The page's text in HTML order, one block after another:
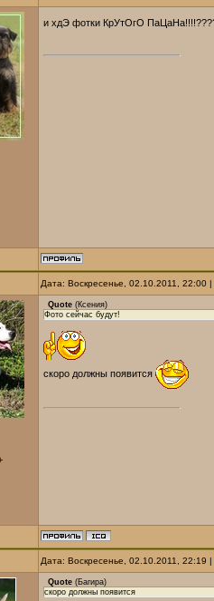
и хдЭ фотки КрУтОгО
Дата: Воскресенье, 02.10.2011,
Quote (Ксения)
Фото сейчас будут!
скоро должны появится
Дата: Воскресенье, 02.10.2011,
Quote (Багира)
скоро должны появится